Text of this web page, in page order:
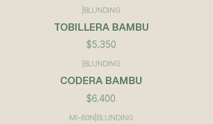
BLUNDING
TOBILLERA BAMBU
$5.350
BLUNDING
CODERA BAMBU
$6.400
MI-60N BLUNDING